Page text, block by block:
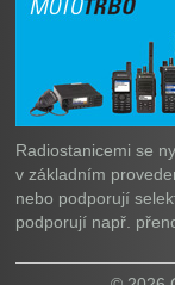
Radiostanicemi se
v základním
nebo podporují
podporují např.